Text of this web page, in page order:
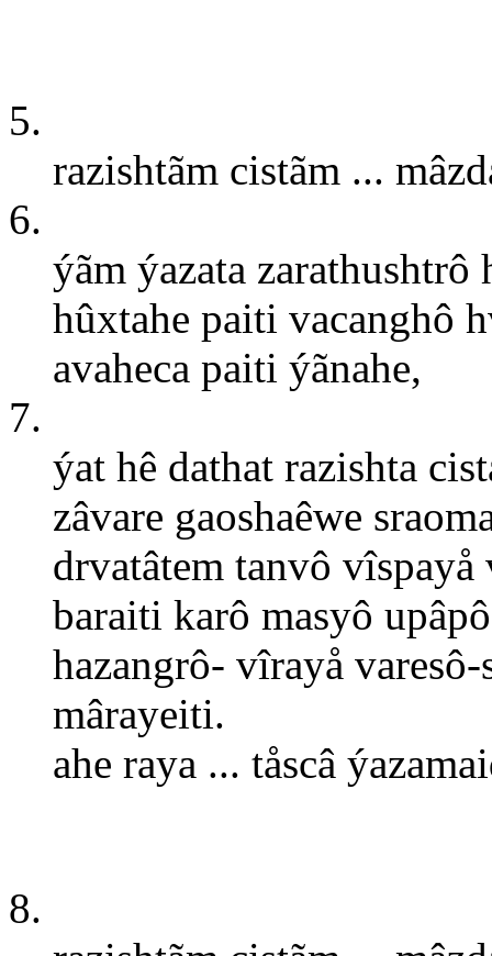
5.
razishtãm cistãm ...
6.
ýãm ýazata zarathushtrô
hûxtahe paiti vacanghô
avaheca paiti ýãnahe,
7.
ýat hê dathat razishta
zâvare gaoshaêwe
drvatâtem tanvô vîspayå
baraiti karô masyô
hazangrô- vîrayå
mârayeiti.
ahe raya ... tåscâ
8.